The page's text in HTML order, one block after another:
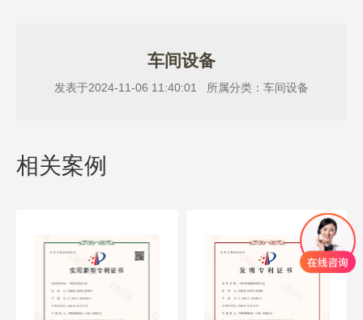
车间设备
发表于2024-11-06 11:40:01 所属分类：车间设备
相关案例